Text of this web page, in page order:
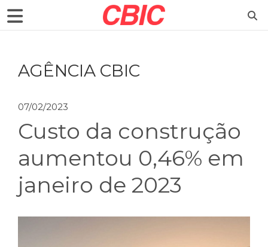
AGÊNCIA CBIC
07/02/2023
Custo da construção
aumentou 0,46% em
janeiro de 2023